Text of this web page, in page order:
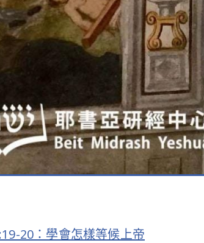
20：學會怎樣等候上帝